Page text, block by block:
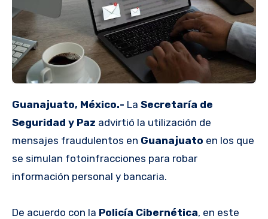
Guanajuato, México.- La Secretaría de
Seguridad y Paz advirtió la utilización de
mensajes fraudulentos en Guanajuato en los que
se simulan fotoinfracciones para robar
información personal y bancaria.
De acuerdo con la Policía Cibernética, en este